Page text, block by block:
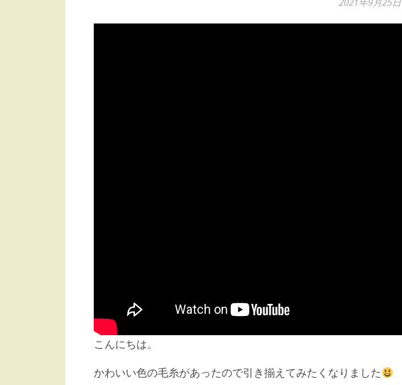
こんにちは。
かわいい色の毛糸があったので引き揃えてみたくなりました